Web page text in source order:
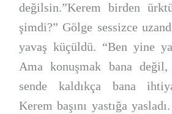
değilsin.”Kerem birden
şimdi?” Gölge sessizce
yavaş küçüldü. “Ben yine
Ama konuşmak bana
sende kaldıkça bana
Kerem başını yastığa